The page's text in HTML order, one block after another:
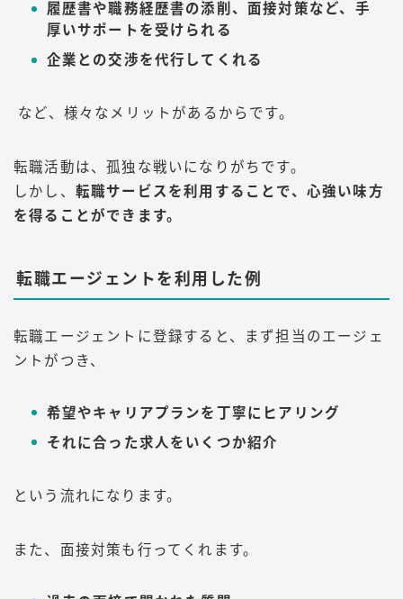
履歴書や職務経歴書の添削、面接対策など、手
厚いサポートを受けられる
企業との交渉を代行してくれる
など、様々なメリットがあるからです。
転職活動は、孤独な戦いになりがちです。
しかし、 転職サービスを利用することで、心強い味方
を得ることができます。
転職エージェントを利用した例
転職エージェントに登録すると、まず担当のエージェ
ントがつき、
希望やキャリアプランを丁寧にヒアリング
それに合った求人をいくつか紹介
という流れになります。
また、面接対策も行ってくれます。